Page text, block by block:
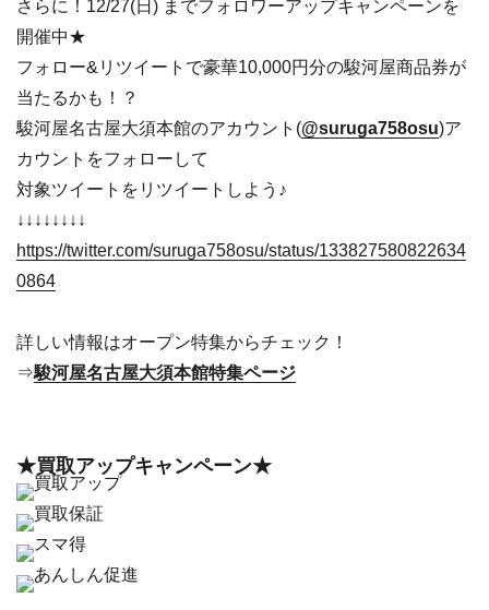
さらに！12/27(日) までフォロワーアップキャンペーンを
開催中★
フォロー&リツイートで豪華10,000円分の駿河屋商品券が
当たるかも！？
駿河屋名古屋大須本館のアカウント(@suruga758osu)ア
カウントをフォローして
対象ツイートをリツイートしよう♪
↓↓↓↓↓↓↓↓
https://twitter.com/suruga758osu/status/133827580822634
0864
詳しい情報はオープン特集からチェック！
⇒駿河屋名古屋大須本館特集ページ
★買取アップキャンペーン★